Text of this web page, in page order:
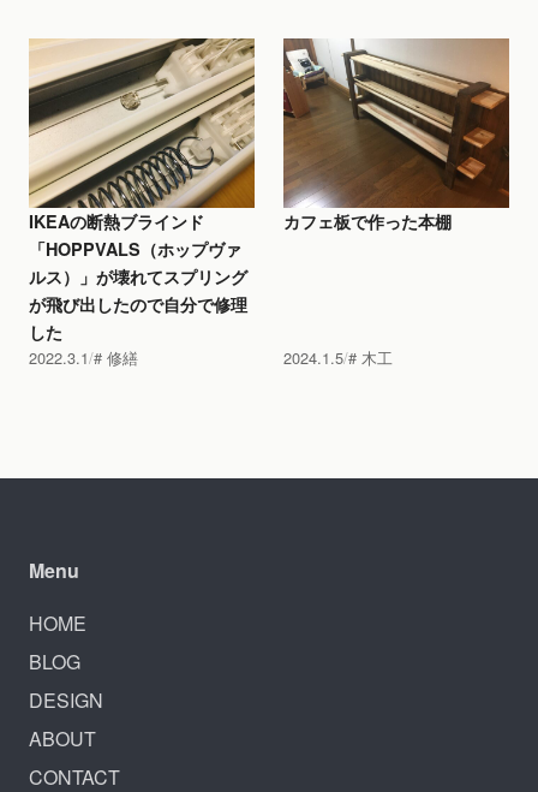
IKEAの断熱ブラインド
「HOPPVALS（ホップヴァ
ルス）」が壊れてスプリング
が飛び出したので自分で修理
した
2022.3.1 修繕
カフェ板で作った本棚
2024.1.5 木工
Menu
HOME
BLOG
DESIGN
ABOUT
CONTACT